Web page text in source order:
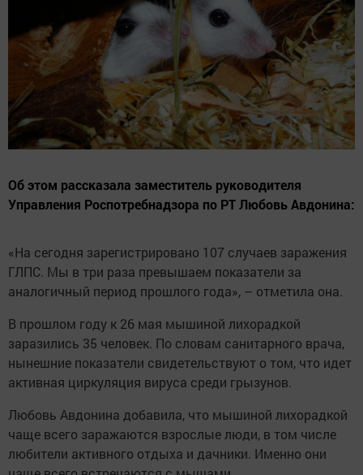
Об этом рассказала заместитель руководителя
Управления Роспотребнадзора по РТ Любовь Авдонина:
«На сегодня зарегистрировано 107 случаев заражения
ГЛПС. Мы в три раза превышаем показатели за
аналогичный период прошлого года», – отметила она.
В прошлом году к 26 мая мышиной лихорадкой
заразились 35 человек. По словам санитарного врача,
нынешние показатели свидетельствуют о том, что идет
активная циркуляция вируса среди грызунов.
Любовь Авдонина добавила, что мышиной лихорадкой
чаще всего заражаются взрослые люди, в том числе
любители активного отдыха и дачники. Именно они